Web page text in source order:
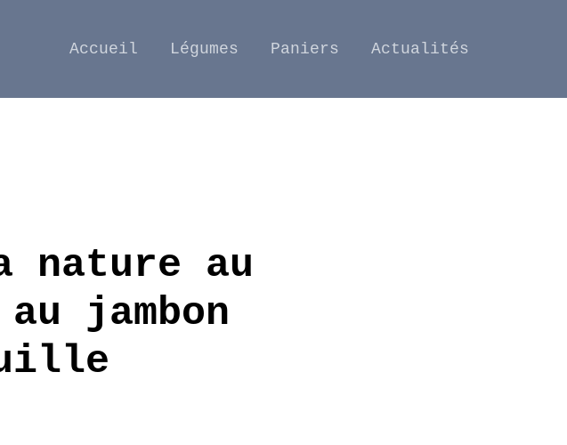
Accueil Légumes Paniers Actualités
nature au
jambon